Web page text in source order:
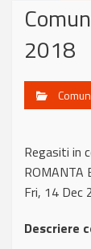
2018
Regasiti in
ROMANTA
Fri, 14 Dec
Descriere